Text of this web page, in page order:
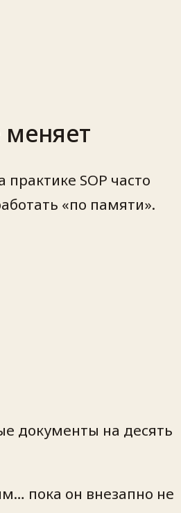
меняет
SOP часто
«по памяти».
документы на десять
пока он внезапно не